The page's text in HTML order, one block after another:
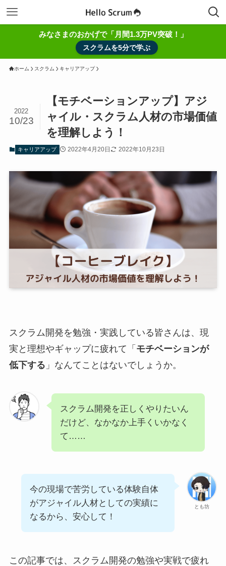
みなさまのおかげで「月間1.3万PV突破！」
スクラムを5分で学ぶ
ホーム スクラム キャリアアップ
【モチベーションアップ】アジ
ャイル・スクラム人材の市場価値
を理解しよう！
2022
10/23
キャリアアップ 2022年4月20日 2022年10月23日
スクラム開発を勉強・実践している皆さんは、現
実と理想やギャップに疲れて「 モチベーションが
低下する 」なんてことはないでしょうか。
スクラム開発を正しくやりたいん
だけど、なかなか上手くいかなく
て……
とも坊
今の現場で苦労している体験自体
がアジャイル人材としての実績に
なるから、安心して！
この記事では、スクラム開発の勉強や実戦で疲れ